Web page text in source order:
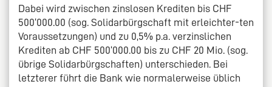
Dabei wird zwischen zinslosen Krediten bis CHF
500‘000.00 (sog. Solidarbürgschaft mit erleichter-ten
Voraussetzungen) und zu 0,5% p.a. verzinslichen
Krediten ab CHF 500‘000.00 bis zu CHF 20 Mio. (sog.
übrige Solidarbürgschaften) unterschieden. Bei
letzterer führt die Bank wie normalerweise üblich